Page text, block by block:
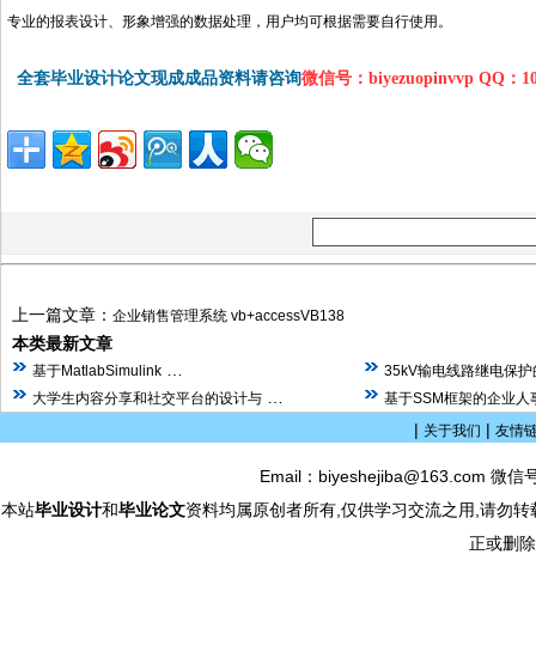
专业的报表设计、形象增强的数据处理，用户均可根据需要自行使用。
全套毕业设计论文现成成品资料请咨询微信号：biyezuopinvvp QQ
上一篇文章： 企业销售管理系统 vb+accessVB138
本类最新文章
基于MatlabSimulink
35kV输电线路继电保
大学生内容分享和社交平台的设计与
基于SSM框架的企业人
| 关于我们 | 友情
Email：biyeshejiba@163.com 微
本站毕业设计和毕业论文资料均属原创者所有,仅供学习交流之用,请勿
正或删